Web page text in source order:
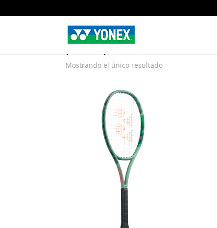
Home»percept 100
percept 100
Mostrando el único resultado